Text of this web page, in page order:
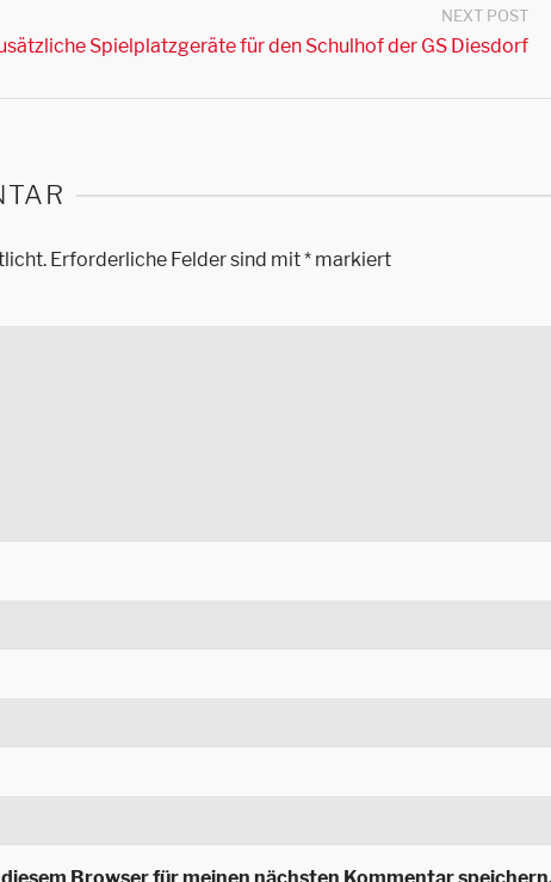
NEXT POST
Spielplatzgeräte für den Schulhof der GS Diesdorf
Erforderliche Felder sind mit* markiert